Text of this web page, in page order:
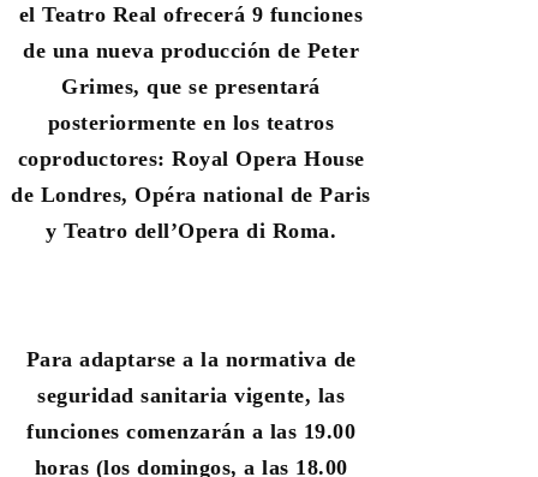
el Teatro Real ofrecerá 9 funciones
de una nueva producción de Peter
Grimes, que se presentará
posteriormente en los teatros
coproductores: Royal Opera House
de Londres, Opéra national de Paris
y Teatro dell’Opera di Roma.
Para adaptarse a la normativa de
seguridad sanitaria vigente, las
funciones comenzarán a las 19.00
horas (los domingos, a las 18.00